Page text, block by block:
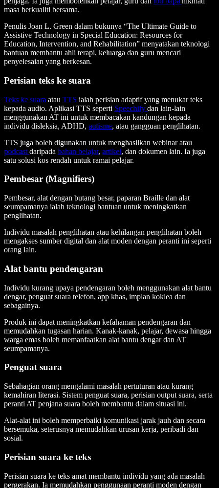
masa berkualiti bersama.
Penulis Joan L. Green dalam bukunya “The Ultimate Guide to
Assistive Technology in Special Education: Resources for
Education, Intervention, and Rehabilitation” menyatakan teknologi
bantuan membantu ahli terapi, keluarga dan guru mencari
penyelesaian yang berkesan.
Perisian teks ke suara
Teks ke suara atau TTS ialah perisian adaptif yang menukar teks
kepada audio. Aplikasi TTS seperti Speechify dan lain-lain
menggunakan AT ini untuk membacakan kandungan kepada
individu disleksia, ADHD, autisme, atau gangguan penglihatan.
TTS juga boleh digunakan untuk menghasilkan webinar atau
podcast daripada bahan belajar, artikel, dan dokumen lain. Ia juga
satu solusi kos rendah untuk ramai pelajar.
Pembesar (Magnifiers)
Pembesar, alat dengan butang besar, paparan Braille dan alat
seumpamanya ialah teknologi bantuan untuk meningkatkan
penglihatan.
Individu masalah penglihatan atau kehilangan penglihatan boleh
mengakses sumber digital dan alat moden dengan peranti ini seperti
orang lain.
Alat bantu pendengaran
Individu kurang upaya pendengaran boleh menggunakan alat bantu
dengar, penguat suara telefon, app khas, implan koklea dan
sebagainya.
Produk ini dapat meningkatkan kefahaman pendengaran dan
memudahkan tugasan harian. Kanak-kanak, pelajar, dewasa hingga
warga emas boleh memanfaatkan alat bantu dengar dan AT
seumpamanya.
Penguat suara
Sebahagian orang mengalami masalah pertuturan atau kurang
kemahiran literasi. Sistem penguat suara, perisian output suara, serta
peranti AT penjana suara boleh membantu dalam situasi ini.
Alat-alat ini boleh memperbaiki komunikasi jarak jauh dan secara
bersemuka, seterusnya memudahkan urusan kerja, peribadi dan
sosial.
Perisian suara ke teks
Perisian suara ke teks amat membantu individu yang ada masalah
pergerakan. Ia memudahkan penggunaan peranti moden dengan